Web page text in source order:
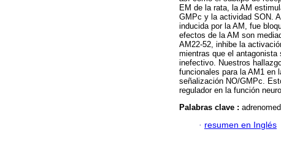
EM de la rata, la AM
GMPc y la actividad SON.
inducida por la AM, fue
efectos de la AM son
AM22-52, inhibe la
mientras que el
inefectivo. Nuestros
funcionales para la AM1 en
señalización NO/GMPc.
regulador en la función
Palabras clave :
· resumen en Inglés